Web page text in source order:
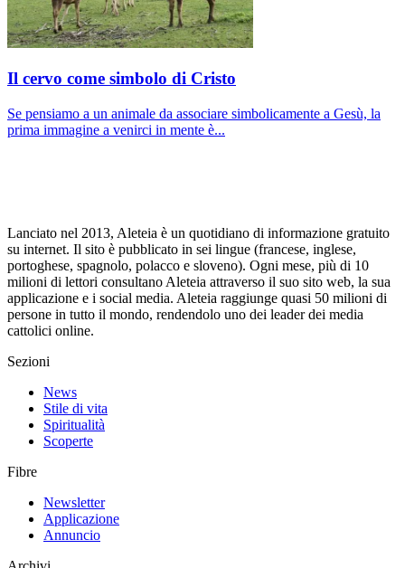
Il cervo come simbolo di Cristo
Se pensiamo a un animale da associare simbolicamente a Gesù, la
prima immagine a venirci in mente è...
Lanciato nel 2013, Aleteia è un quotidiano di informazione gratuito
su internet. Il sito è pubblicato in sei lingue (francese, inglese,
portoghese, spagnolo, polacco e sloveno). Ogni mese, più di 10
milioni di lettori consultano Aleteia attraverso il suo sito web, la sua
applicazione e i social media. Aleteia raggiunge quasi 50 milioni di
persone in tutto il mondo, rendendolo uno dei leader dei media
cattolici online.
Sezioni
News
Stile di vita
Spiritualità
Scoperte
Fibre
Newsletter
Applicazione
Annuncio